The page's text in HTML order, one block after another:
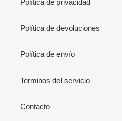
Política de privacidad
Política de devoluciones
Política de envío
Terminos del servicio
Contacto